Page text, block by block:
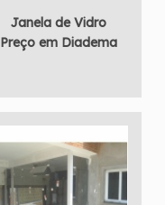
Janela de Vidro
Preço em Diadema